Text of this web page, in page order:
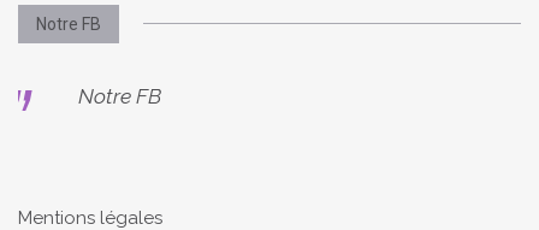
Notre FB
Notre FB
Mentions légales